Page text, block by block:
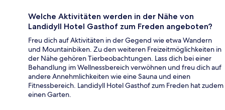
Welche Aktivitäten werden in der Nähe von
Landidyll Hotel Gasthof zum Freden angeboten?
Freu dich auf Aktivitäten in der Gegend wie etwa Wandern
und Mountainbiken. Zu den weiteren Freizeitmöglichkeiten in
der Nähe gehören Tierbeobachtungen. Lass dich bei einer
Behandlung im Wellnessbereich verwöhnen und freu dich auf
andere Annehmlichkeiten wie eine Sauna und einen
Fitnessbereich. Landidyll Hotel Gasthof zum Freden hat zudem
einen Garten.